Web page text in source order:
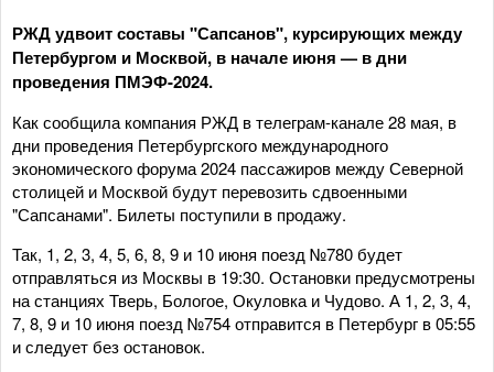
РЖД удвоит составы "Сапсанов", курсирующих между
Петербургом и Москвой, в начале июня — в дни
проведения ПМЭФ-2024.
Как сообщила компания РЖД в телеграм-канале 28 мая, в
дни проведения Петербургского международного
экономического форума 2024 пассажиров между Северной
столицей и Москвой будут перевозить сдвоенными
"Сапсанами". Билеты поступили в продажу.
Так, 1, 2, 3, 4, 5, 6, 8, 9 и 10 июня поезд №780 будет
отправляться из Москвы в 19:30. Остановки предусмотрены
на станциях Тверь, Бологое, Окуловка и Чудово. А 1, 2, 3, 4,
7, 8, 9 и 10 июня поезд №754 отправится в Петербург в 05:55
и следует без остановок.